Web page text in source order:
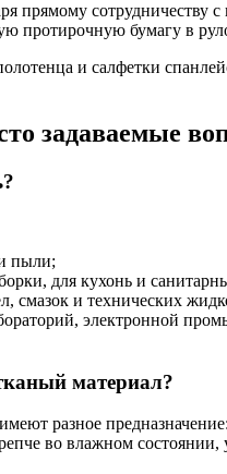
прямому
протирочную бумагу в
и салфетки
задаваемые
пыли;
для кухонь и
смазок и технических
электронной
материал?
разное
во влажном